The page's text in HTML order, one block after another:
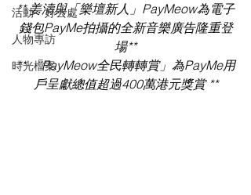
活動・好去處
人物專訪
時光檔案
** 姜濤與「樂壇新人」PayMeow為電子
錢包PayMe拍攝的全新音樂廣告隆重登
場**
** 「PayMeow全民轉轉賞」為PayMe用
戶呈獻總值超過400萬港元獎賞 **